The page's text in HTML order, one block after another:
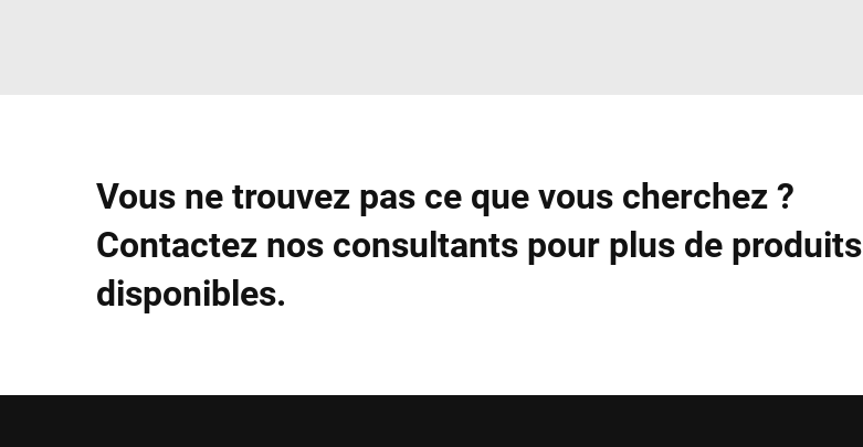
Vous ne trouvez pas ce que vous cherchez ?
Contactez nos consultants pour plus de produits
disponibles.